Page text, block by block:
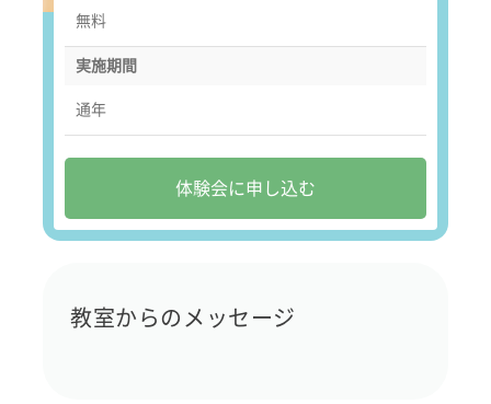
無料
実施期間
通年
体験会に申し込む
教室からのメッセージ